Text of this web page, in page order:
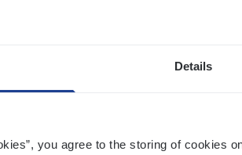
Details
you agree to the storing of cookies